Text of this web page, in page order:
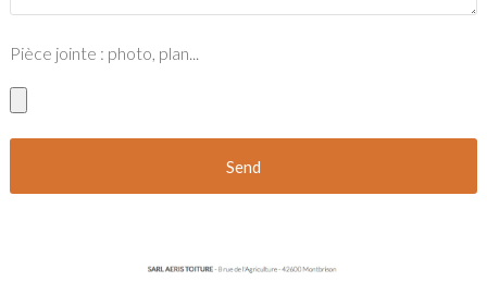
Pièce jointe : photo, plan...